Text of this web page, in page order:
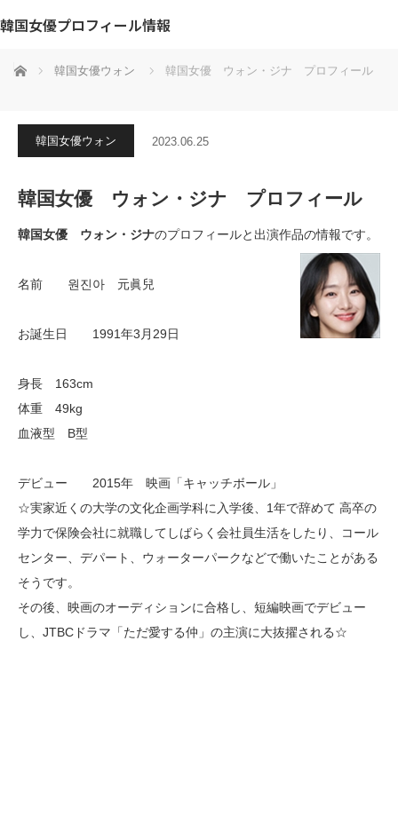
韓国女優プロフィール情報
ホーム 韓国女優ウォン 韓国女優 ウォン・ジナ プロフィール
韓国女優ウォン 2023.06.25
韓国女優 ウォン・ジナ プロフィール
韓国女優 ウォン・ジナのプロフィールと出演作品の情報です。
名前 원진아 元眞兒
お誕生日 1991年3月29日
身長 163cm
体重 49kg
血液型 B型
デビュー 2015年 映画「キャッチボール」
☆実家近くの大学の文化企画学科に入学後、1年で辞めて 高卒の
学力で保険会社に就職してしばらく会社員生活をしたり、コール
センター、デパート、ウォーターパークなどで働いたことがある
そうです。
その後、映画のオーディションに合格し、短編映画でデビュー
し、JTBCドラマ「ただ愛する仲」の主演に大抜擢される☆